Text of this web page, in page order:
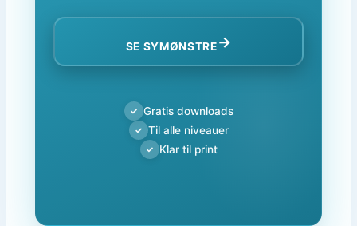
SE SYMØNSTRE→
✓ Gratis downloads
✓ Til alle niveauer
✓ Klar til print